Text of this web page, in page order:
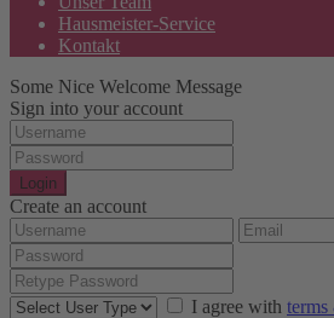
Hausmeister-Service
Kontakt
Some Nice Welcome Message
Sign into your account
Login
Create an account
I agree with